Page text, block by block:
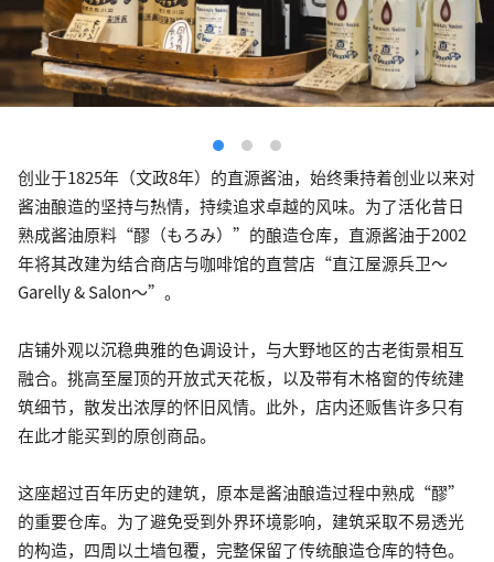
创业于1825年（文政8年）的直源酱油，始终秉持着创业以来对
酱油酿造的坚持与热情，持续追求卓越的风味。为了活化昔日
熟成酱油原料“醪（もろみ）”的酿造仓库，直源酱油于2002
年将其改建为结合商店与咖啡馆的直营店“直江屋源兵卫～
Garelly & Salon～”。
店铺外观以沉稳典雅的色调设计，与大野地区的古老街景相互
融合。挑高至屋顶的开放式天花板，以及带有木格窗的传统建
筑细节，散发出浓厚的怀旧风情。此外，店内还贩售许多只有
在此才能买到的原创商品。
这座超过百年历史的建筑，原本是酱油酿造过程中熟成“醪”
的重要仓库。为了避免受到外界环境影响，建筑采取不易透光
的构造，四周以土墙包覆，完整保留了传统酿造仓库的特色。